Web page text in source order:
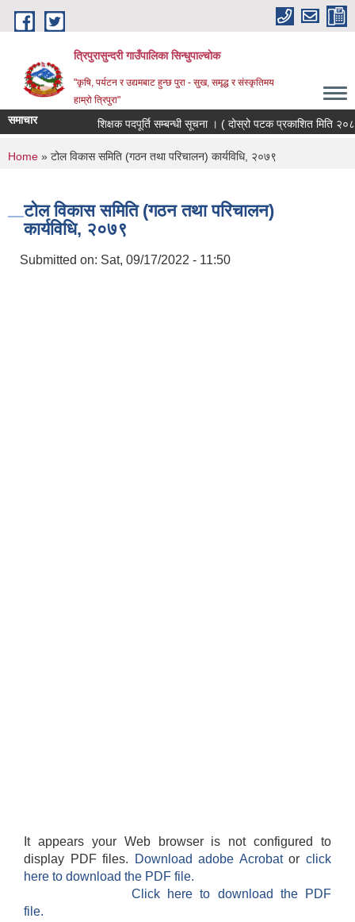
Skip to main content
त्रिपुरासुन्दरी गाउँपालिका सिन्धुपाल्चाेक
"कृषि, पर्यटन र उद्यमबाट हुन्छ पुरा - सुख, समृद्ध र संस्कृतिमय
हाम्रो त्रिपुरा"
समाचार शिक्षक पदपूर्ति सम्बन्धी सूचना । ( दोस्रो पटक प्रकाशित मिति
You are here
Home » टोल विकास समिति (गठन तथा परिचालन) कार्यविधि, २०७९
टोल विकास समिति (गठन तथा परिचालन)
कार्यविधि, २०७९
Submitted on: Sat, 09/17/2022 - 11:50
It appears your Web browser is not configured to
display PDF files.
Download adobe Acrobatorclick
here to download the PDF file.
Click here to download the PDF
file.